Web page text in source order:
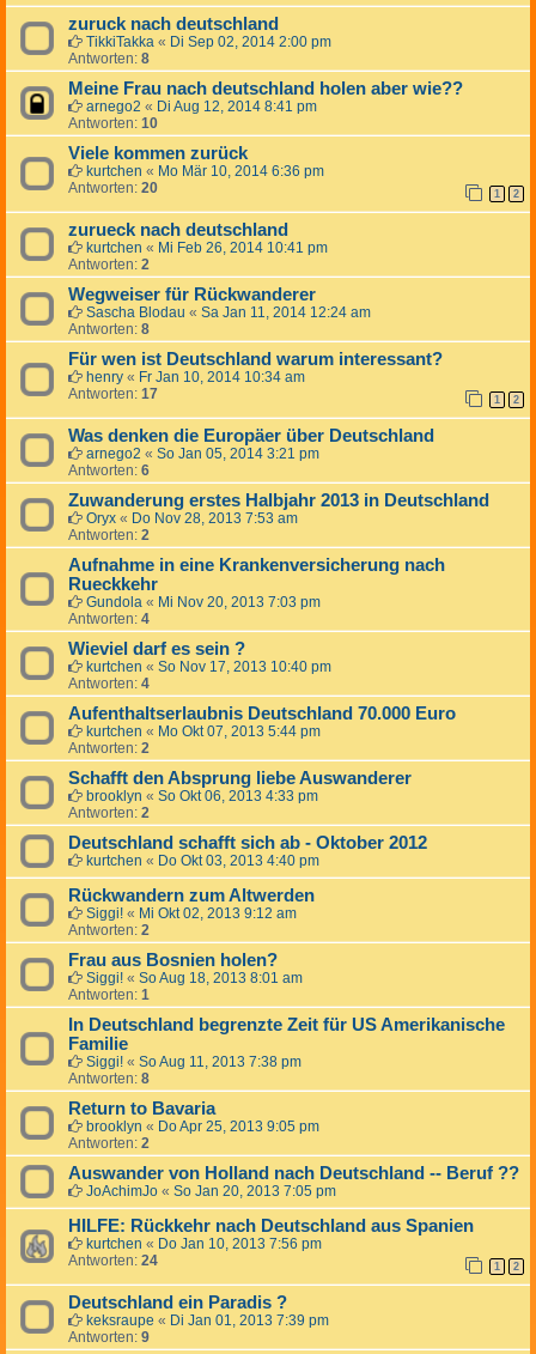
zuruck nach deutschland
TikkiTakka « Di Sep 02, 2014 2:00 pm
Antworten: 8
Meine Frau nach deutschland holen aber wie??
arnego2 « Di Aug 12, 2014 8:41 pm
Antworten: 10
Viele kommen zurück
kurtchen « Mo Mär 10, 2014 6:36 pm
Antworten: 20 1 2
zurueck nach deutschland
kurtchen « Mi Feb 26, 2014 10:41 pm
Antworten: 2
Wegweiser für Rückwanderer
Sascha Blodau « Sa Jan 11, 2014 12:24 am
Antworten: 8
Für wen ist Deutschland warum interessant?
henry « Fr Jan 10, 2014 10:34 am
Antworten: 17 1 2
Was denken die Europäer über Deutschland
arnego2 « So Jan 05, 2014 3:21 pm
Antworten: 6
Zuwanderung erstes Halbjahr 2013 in Deutschland
Oryx « Do Nov 28, 2013 7:53 am
Antworten: 2
Aufnahme in eine Krankenversicherung nach
Rueckkehr
Gundola « Mi Nov 20, 2013 7:03 pm
Antworten: 4
Wieviel darf es sein ?
kurtchen « So Nov 17, 2013 10:40 pm
Antworten: 4
Aufenthaltserlaubnis Deutschland 70.000 Euro
kurtchen « Mo Okt 07, 2013 5:44 pm
Antworten: 2
Schafft den Absprung liebe Auswanderer
brooklyn « So Okt 06, 2013 4:33 pm
Antworten: 2
Deutschland schafft sich ab - Oktober 2012
kurtchen « Do Okt 03, 2013 4:40 pm
Rückwandern zum Altwerden
Siggi! « Mi Okt 02, 2013 9:12 am
Antworten: 2
Frau aus Bosnien holen?
Siggi! « So Aug 18, 2013 8:01 am
Antworten: 1
In Deutschland begrenzte Zeit für US Amerikanische
Familie
Siggi! « So Aug 11, 2013 7:38 pm
Antworten: 8
Return to Bavaria
brooklyn « Do Apr 25, 2013 9:05 pm
Antworten: 2
Auswander von Holland nach Deutschland -- Beruf ??
JoAchimJo « So Jan 20, 2013 7:05 pm
HILFE: Rückkehr nach Deutschland aus Spanien
kurtchen « Do Jan 10, 2013 7:56 pm
Antworten: 24 1 2
Deutschland ein Paradis ?
keksraupe « Di Jan 01, 2013 7:39 pm
Antworten: 9